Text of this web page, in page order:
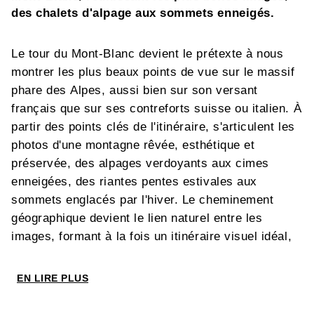
des chalets d'alpage aux sommets enneigés.
Le tour du Mont-Blanc devient le prétexte à nous
montrer les plus beaux points de vue sur le massif
phare des Alpes, aussi bien sur son versant
français que sur ses contreforts suisse ou italien. À
partir des points clés de l'itinéraire, s'articulent les
photos d'une montagne rêvée, esthétique et
préservée, des alpages verdoyants aux cimes
enneigées, des riantes pentes estivales aux
sommets englacés par l'hiver. Le cheminement
géographique devient le lien naturel entre les
images, formant à la fois un itinéraire visuel idéal,
l'évasion.
EN LIRE PLUS